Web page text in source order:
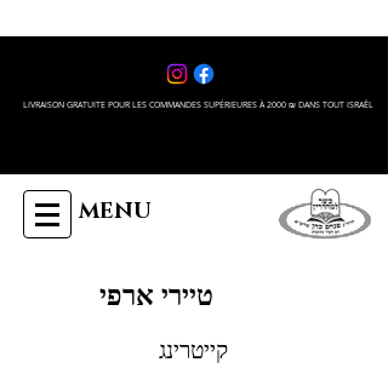
LIVRAISON GRATUITE POUR LES COMMANDES SUPÉRIEURES À 2000 ₪ DANS TOUT ISRAÊL
MENU
טיירי ארפי
קייטרינג